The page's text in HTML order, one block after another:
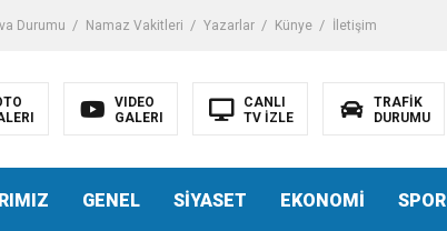
Durumu Namaz Vakitleri Yazarlar Künye İletişim
VIDEO
GALERI
CANLI
TV İZLE
TRAFİK
DURUMU
GENEL SİYASET EKONOMİ SPOR
LİSELİLERE BİLGİLENDİRME